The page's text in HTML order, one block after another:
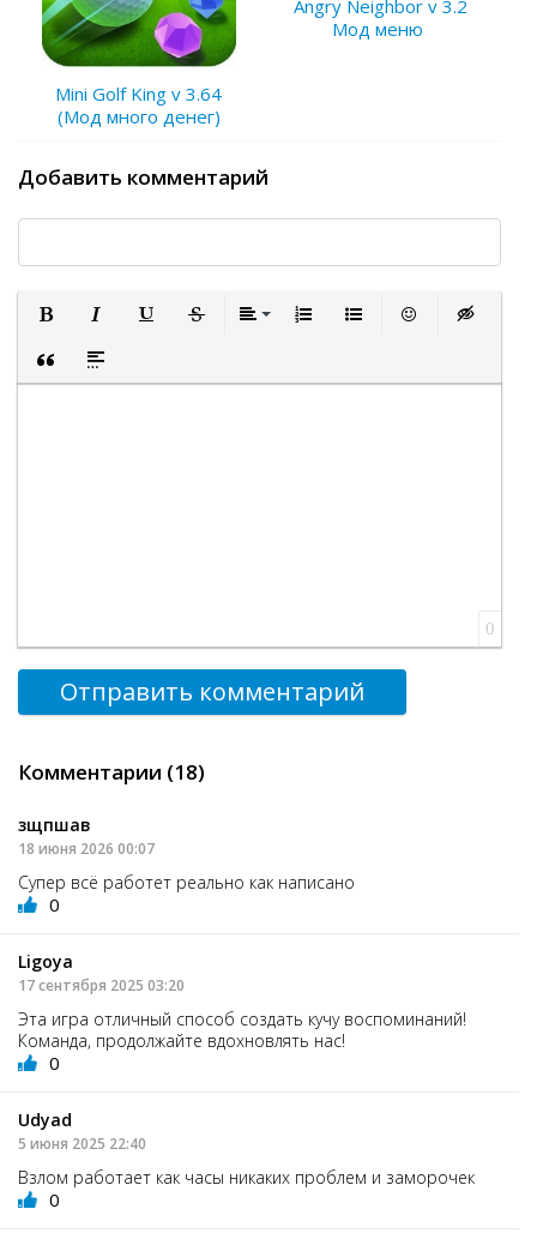
Mini Golf King v 3.64
(Мод много денег)
Angry Neighbor v 3.2
Мод меню
Добавить комментарий
Вставка цитаты
Вставка спойлера
0
Отправить комментарий
Комментарии (18)
зщпшав
18 июня 2026 00:07
Супер всё работет реально как написано
0
Ligoya
17 сентября 2025 03:20
Эта игра отличный способ создать кучу воспоминаний!
Команда, продолжайте вдохновлять нас!
0
Udyad
5 июня 2025 22:40
Взлом работает как часы никаких проблем и заморочек
0